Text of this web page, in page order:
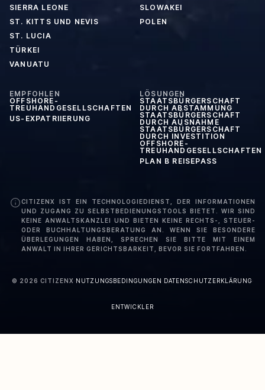
SIERRA LEONE
ST. KITTS UND NEVIS
ST. LUCIA
TÜRKEI
VANUATU
SLOWAKEI
POLEN
EMPFOHLEN
OFFSHORE-
TREUHANDGESELLSCHAFTEN
US-EXPATRIIERUNG
LÖSUNGEN
STAATSBÜRGERSCHAFT
DURCH ABSTAMMUNG
STAATSBÜRGERSCHAFT
DURCH AUSNAHME
STAATSBÜRGERSCHAFT
DURCH INVESTITION
OFFSHORE-
TREUHANDGESELLSCHAFTEN
PLAN B REISEPASS
CITIZENX IST EIN TECHNOLOGIEDIENST, DER INFORMATIONEN
UND ZUGANG ZU SELBSTBEDIENUNGSTOOLS BIETET. WIR SIND
KEINE ANWALTSKANZLEI UND BIETEN KEINE RECHTS-, STEUER-
ODER BUCHHALTUNGSBERATUNG AN. WENN SIE BESONDERE
ÜBERLEGUNGEN HABEN, SPRECHEN SIE BITTE MIT EINEM
ANWALT IN IHRER GERICHTSBARKEIT, BEVOR SIE FORTFAHREN.
© 2026 CITIZENX ·NUTZUNGSBEDINGUNGEN ·DATENSCHUTZERKLÄRUNG·
ENTWICKLER